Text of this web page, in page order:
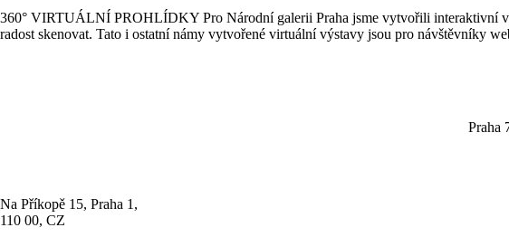
360° VIRTUÁLNÍ PROHLÍDKY Pro Národní galerii Praha jsme vytvořili interaktivní
radost skenovat. Tato i ostatní námy vytvořené virtuální výstavy jsou pro návštěvníky
Praha
Na Příkopě 15, Praha 1,
110 00, CZ